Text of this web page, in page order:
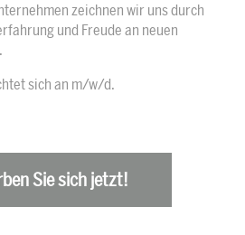
zeichnen wir uns durch
und Freude an neuen
sich an m/w/d.
Sie sich jetzt!